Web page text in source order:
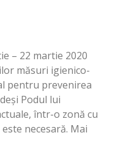
– 22 martie 2020
măsuri igienico-
pentru prevenirea
Podul lui
într-o zonă cu
necesară. Mai